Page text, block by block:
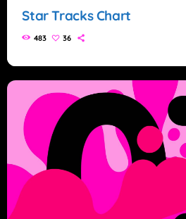
Star Tracks Chart
483 36